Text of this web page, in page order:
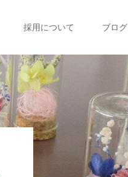
採用について ブログ